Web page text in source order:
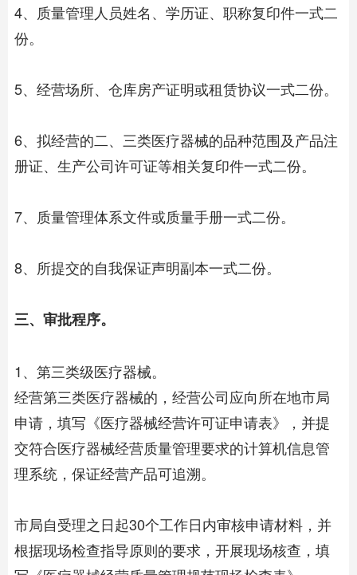
4、质量管理人员姓名、学历证、职称复印件一式二
份。
5、经营场所、仓库房产证明或租赁协议一式二份。
6、拟经营的二、三类医疗器械的品种范围及产品注
册证、生产公司许可证等相关复印件一式二份。
7、质量管理体系文件或质量手册一式二份。
8、所提交的自我保证声明副本一式二份。
三、审批程序。
1、第三类级医疗器械。
经营第三类医疗器械的，经营公司应向所在地市局
申请，填写《医疗器械经营许可证申请表》，并提
交符合医疗器械经营质量管理要求的计算机信息管
理系统，保证经营产品可追溯。
市局自受理之日起30个工作日内审核申请材料，并
根据现场检查指导原则的要求，开展现场核查，填